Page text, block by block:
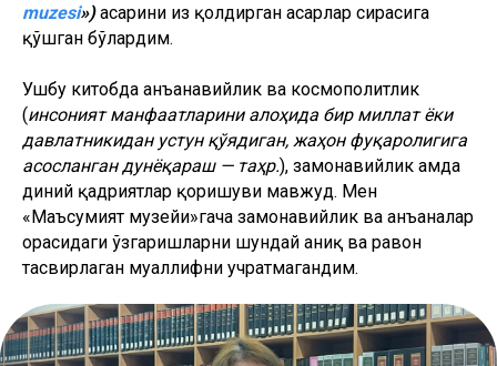
muzesi»)асарини из қолдирган асарлар сирасига
қўшган бўлардим.
Ушбу китобда анъанавийлик ва космополитлик
(инсоният манфаатларини алоҳида бир миллат ёки
давлатникидан устун қўядиган, жаҳон фуқаролигига
асосланган дунёқараш — таҳр.), замонавийлик ҳамда
диний қадриятлар қоришуви мавжуд. Мен
«Маъсумият музейи»гача замонавийлик ва анъаналар
орасидаги ўзгаришларни шундай аниқ ва равон
тасвирлаган муаллифни учратмагандим.